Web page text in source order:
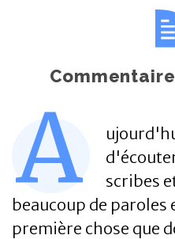
A
scribes
beaucoup de paroles
première chose que